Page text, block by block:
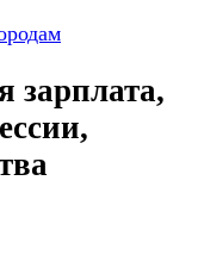
зарплата,